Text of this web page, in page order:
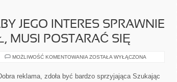
JEGO INTERES SPRAWNIE
MUSI POSTARAĆ SIĘ
MOŻLIWOŚĆ KOMENTOWANIA JEŚLI
JEGO
ZOSTAŁA WYŁĄCZONA
reklama, zdoła być bardzo sprzyjająca Szukając